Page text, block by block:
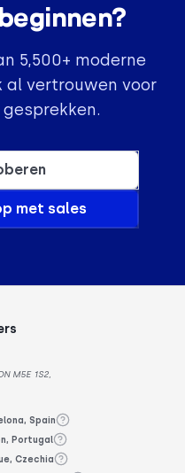
5,500+ moderne
al vertrouwen voor
gesprekken.
met sales
M5E 1S2,
Spain
Portugal
Czechia